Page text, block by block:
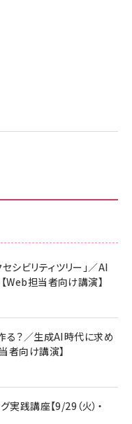
シビリティツリー」／AI
Web担当者向け講演】
る？／生成AI時代に求め
者向け講演】
践講座【9/29（火）・